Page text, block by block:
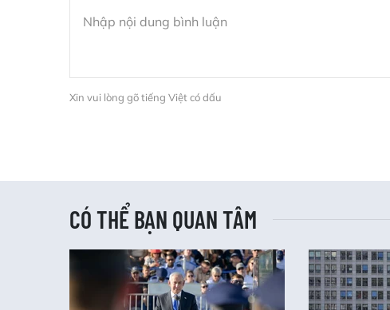
Xin vui lòng gõ tiếng Việt có dấu
CÓ THỂ BẠN QUAN TÂM